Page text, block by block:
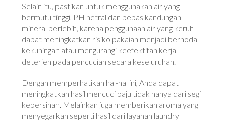
Selain itu, pastikan untuk menggunakan air yang
bermutu tinggi, PH netral dan bebas kandungan
mineral berlebih, karena penggunaan air yang keruh
dapat meningkatkan risiko pakaian menjadi bernoda
kekuningan atau mengurangi keefektifan kerja
deterjen pada pencucian secara keseluruhan.
Dengan memperhatikan hal-hal ini, Anda dapat
meningkatkan hasil mencuci baju tidak hanya dari segi
kebersihan. Melainkan juga memberikan aroma yang
menyegarkan seperti hasil dari layanan laundry